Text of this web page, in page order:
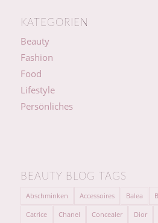
KATEGORIEN
Beauty
Fashion
Food
Lifestyle
Persönliches
BEAUTY BLOG TAGS
Abschminken Accessoires Balea
Catrice Chanel Concealer Dior